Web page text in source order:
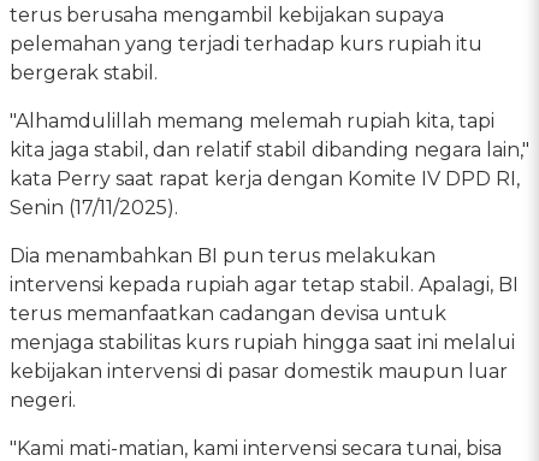
terus berusaha mengambil kebijakan supaya
pelemahan yang terjadi terhadap kurs rupiah itu
bergerak stabil.
"Alhamdulillah memang melemah rupiah kita, tapi
kita jaga stabil, dan relatif stabil dibanding negara lain,"
kata Perry saat rapat kerja dengan Komite IV DPD RI,
Senin (17/11/2025).
Dia menambahkan BI pun terus melakukan
intervensi kepada rupiah agar tetap stabil. Apalagi, BI
terus memanfaatkan cadangan devisa untuk
menjaga stabilitas kurs rupiah hingga saat ini melalui
kebijakan intervensi di pasar domestik maupun luar
negeri.
"Kami mati-matian, kami intervensi secara tunai, bisa